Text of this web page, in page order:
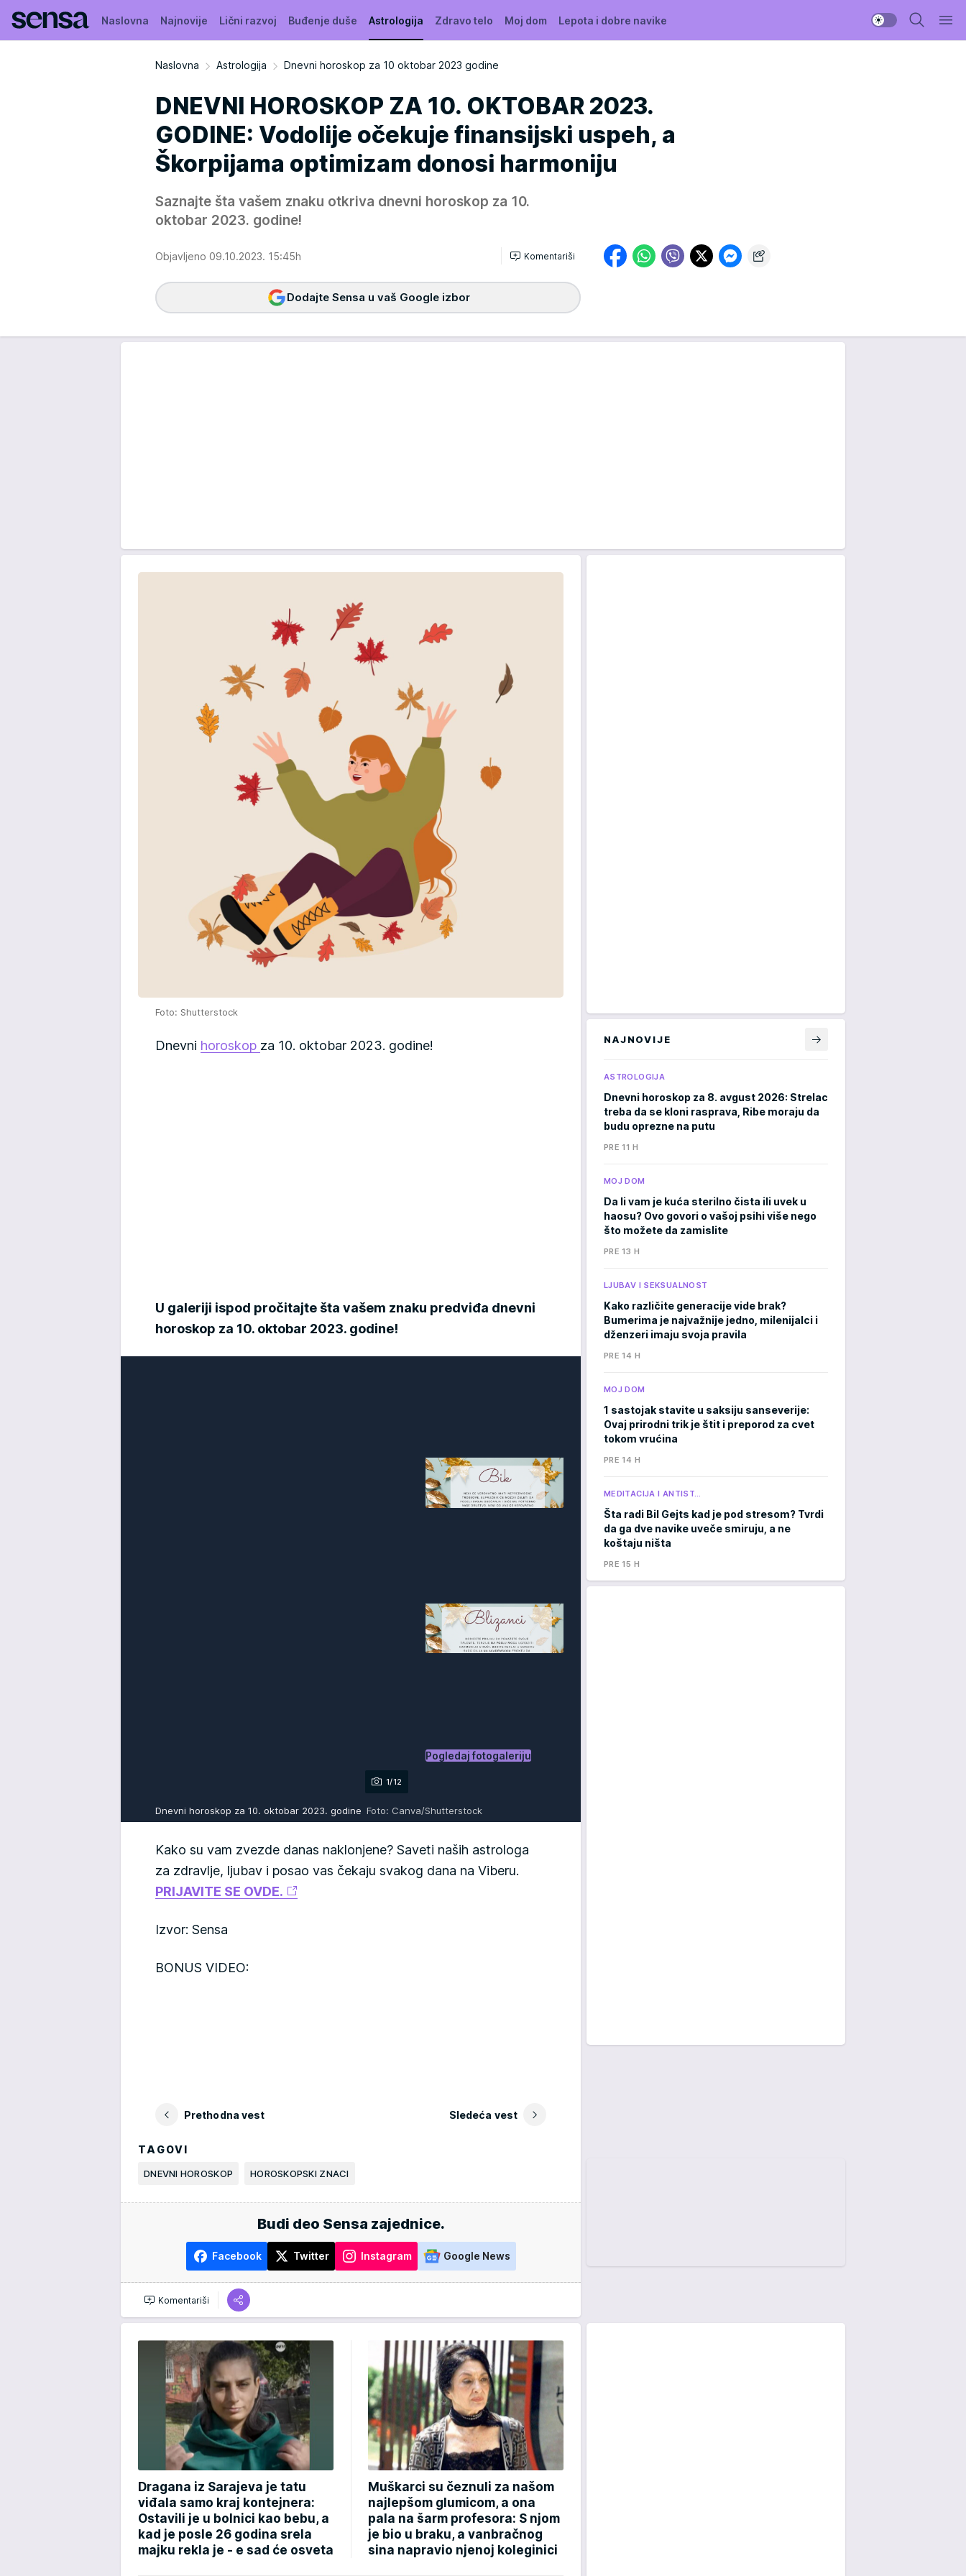
Naslovna Najnovije Lični razvoj Buđenje duše Astrologija Zdravo telo Moj dom Lepota i dobre navike
Naslovna Astrologija Dnevni horoskop za 10 oktobar 2023 godine
DNEVNI HOROSKOP ZA 10. OKTOBAR 2023.
GODINE: Vodolije očekuje finansijski uspeh, a
Škorpijama optimizam donosi harmoniju
Saznajte šta vašem znaku otkriva dnevni horoskop za 10.
oktobar 2023. godine!
Objavljeno 09.10.2023. 15:45h Komentariši
Dodajte Sensa u vaš Google izbor
Foto: Shutterstock
Dnevni horoskop za 10. oktobar 2023. godine!
U galeriji ispod pročitajte šta vašem znaku predviđa dnevni
horoskop za 10. oktobar 2023. godine!
1/12
Pogledaj fotogaleriju
Dnevni horoskop za 10. oktobar 2023. godine Foto: Canva/Shutterstock
Kako su vam zvezde danas naklonjene? Saveti naših astrologa
za zdravlje, ljubav i posao vas čekaju svakog dana na Viberu.
PRIJAVITE SE OVDE.
Izvor: Sensa
BONUS VIDEO:
Prethodna vest Sledeća vest
TAGOVI
DNEVNI HOROSKOP HOROSKOPSKI ZNACI
Budi deo Sensa zajednice.
Facebook Twitter Instagram Google News
Komentariši
NAJNOVIJE
ASTROLOGIJA
Dnevni horoskop za 8. avgust 2026: Strelac
treba da se kloni rasprava, Ribe moraju da
budu oprezne na putu
PRE 11 H
MOJ DOM
Da li vam je kuća sterilno čista ili uvek u
haosu? Ovo govori o vašoj psihi više nego
što možete da zamislite
PRE 13 H
LJUBAV I SEKSUALNOST
Kako različite generacije vide brak?
Bumerima je najvažnije jedno, milenijalci i
dženzeri imaju svoja pravila
PRE 14 H
MOJ DOM
1 sastojak stavite u saksiju sanseverije:
Ovaj prirodni trik je štit i preporod za cvet
tokom vrućina
PRE 14 H
MEDITACIJA I ANTIST…
Šta radi Bil Gejts kad je pod stresom? Tvrdi
da ga dve navike uveče smiruju, a ne
koštaju ništa
PRE 15 H
Dragana iz Sarajeva je tatu
viđala samo kraj kontejnera:
Ostavili je u bolnici kao bebu, a
kad je posle 26 godina srela
majku rekla je - e sad će osveta
Muškarci su čeznuli za našom
najlepšom glumicom, a ona
pala na šarm profesora: S njom
je bio u braku, a vanbračnog
sina napravio njenoj koleginici